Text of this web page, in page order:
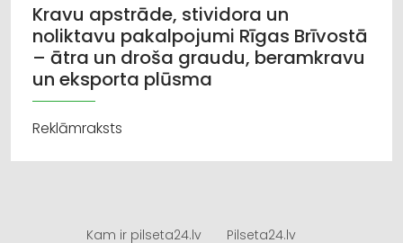
Kravu apstrāde, stividora un
noliktavu pakalpojumi Rīgas Brīvostā
– ātra un droša graudu, beramkravu
un eksporta plūsma
Reklāmraksts
Kam ir pilseta24.lv Pilseta24.lv